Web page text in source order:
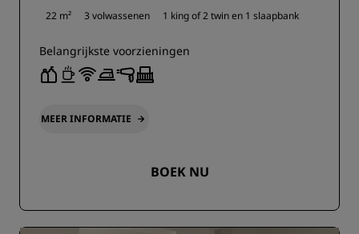
22 m² 3 volwassenen 1 king of2 twin en 1 slaapbank
Belangrijkste voorzieningen
MEER INFORMATIE
BOEK NU